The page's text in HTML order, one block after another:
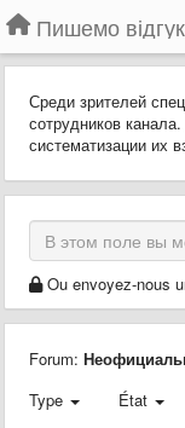
Среди зрителей
сотрудников
систематизации их
Ou envoyez-nous
Forum:
Type
État